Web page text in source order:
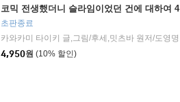
코믹 전생했더니 슬라임이었던 건에 대하여 4
초판종료
4,950원 (10% 할인)